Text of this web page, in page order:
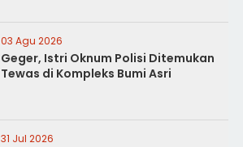
03 Agu 2026
Geger, Istri Oknum Polisi Ditemukan
Tewas di Kompleks Bumi Asri
31 Jul 2026